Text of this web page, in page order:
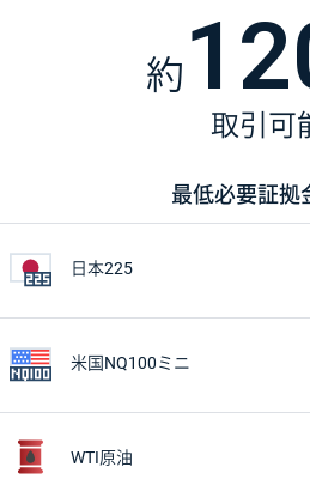
約
取引可
最低必要証拠
日本225
米国NQ100ミニ
WTI原油